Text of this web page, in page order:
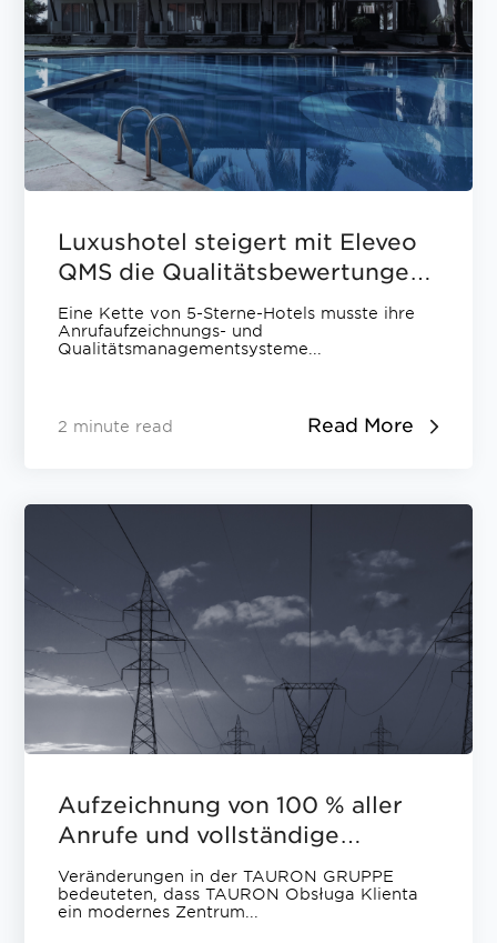
Luxushotel steigert mit Eleveo
QMS die Qualitätsbewertungen
um 15% und reduziert AHT um
25%
Eine Kette von 5-Sterne-Hotels musste ihre
Anrufaufzeichnungs- und
Qualitätsmanagementsysteme...
2 minute read Read More
Aufzeichnung von 100 % aller
Anrufe und vollständige
Einhaltung der strengen
internen
Sicherheitsanforderungen.
Veränderungen in der TAURON GRUPPE
bedeuteten, dass TAURON Obsługa Klienta
ein modernes Zentrum...